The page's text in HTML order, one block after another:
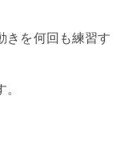
きを何回も練習す